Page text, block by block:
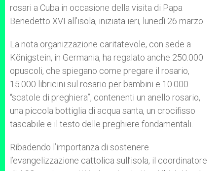
rosari a Cuba in occasione della visita di Papa
Benedetto XVI all’isola, iniziata ieri, lunedì 26 marzo.
La nota organizzazione caritatevole, con sede a
Königstein, in Germania, ha regalato anche 250.000
opuscoli, che spiegano come pregare il rosario,
15.000 libricini sul rosario per bambini e 10.000
“scatole di preghiera”, contenenti un anello rosario,
una piccola bottiglia di acqua santa, un crocifisso
tascabile e il testo delle preghiere fondamentali.
Ribadendo l’importanza di sostenere
l’evangelizzazione cattolica sull’isola, il coordinatore